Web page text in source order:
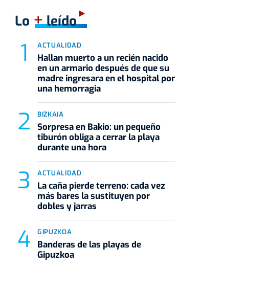
Lo +leído
ACTUALIDAD
Hallan muerto a un recién nacido
en un armario después de que su
madre ingresara en el hospital por
una hemorragia
BIZKAIA
Sorpresa en Bakio: un pequeño
tiburón obliga a cerrar la playa
durante una hora
ACTUALIDAD
La caña pierde terreno: cada vez
más bares la sustituyen por
dobles y jarras
GIPUZKOA
Banderas de las playas de
Gipuzkoa